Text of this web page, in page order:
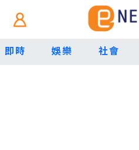
即時 娛樂 社會